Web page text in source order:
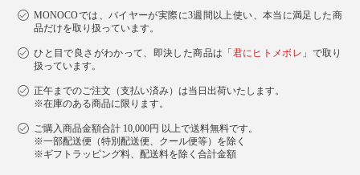
MONOCOでは、バイヤーが実際に3週間以上使い、本当に満足した商
品だけを取り扱っています。
ひと目で良さがわかって、即決した商品は「 君にヒトメボレ 」で取り
扱っています。
正午までのご注文（支払い済み）は当日出荷いたします。
※在庫のある商品に限ります。
ご購入商品金額合計 10,000円 以上で送料無料です。
※一部配送便（特別配送便、クール便等）を除く
※ギフトラッピング料、配送料を除く合計金額